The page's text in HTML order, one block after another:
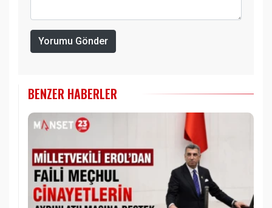
Yorumu Gönder
BENZER HABERLER